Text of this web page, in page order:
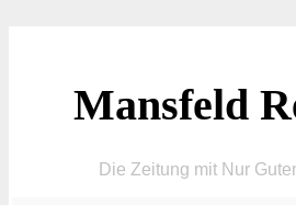
Mansfeld
Die Zeitung mit Nur